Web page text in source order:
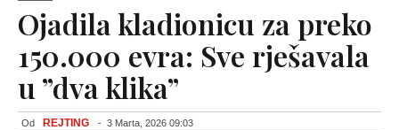
Ojadila kladionicu za preko
150.000 evra: Sve rješavala
u ”dva klika”
Od REJTING - 3 Marta, 2026 09:03